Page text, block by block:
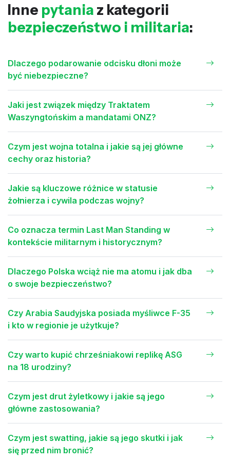
Inne pytania z kategorii
bezpieczeństwo i militaria:
Dlaczego podarowanie odcisku dłoni może
być niebezpieczne?
Jaki jest związek między Traktatem
Waszyngtońskim a mandatami ONZ?
Czym jest wojna totalna i jakie są jej główne
cechy oraz historia?
Jakie są kluczowe różnice w statusie
żołnierza i cywila podczas wojny?
Co oznacza termin Last Man Standing w
kontekście militarnym i historycznym?
Dlaczego Polska wciąż nie ma atomu i jak dba
o swoje bezpieczeństwo?
Czy Arabia Saudyjska posiada myśliwce F-35
i kto w regionie je użytkuje?
Czy warto kupić chrześniakowi replikę ASG
na 18 urodziny?
Czym jest drut żyletkowy i jakie są jego
główne zastosowania?
Czym jest swatting, jakie są jego skutki i jak
się przed nim bronić?